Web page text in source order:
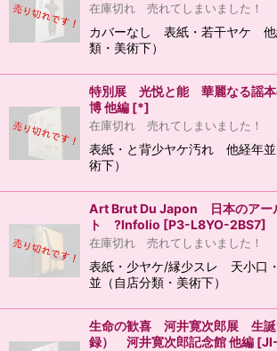
在庫切れ 売れてしまいました！
カバーなし 表紙・若干ヤケ 他
類・美術下）
特別展 光悦と能 華麗なる謡
博 他編 [*]
在庫切れ 売れてしまいました！
表紙・と背少ヤケ汚れ 他経年並
術下）
Art Brut Du Japon 日本のアー
ト ?Infolio [P3-L8YO-2BS7]
在庫切れ 売れてしまいました！
表紙・少ヤケ/縁少スレ 天小口
並（自店分類・美術下）
生命の歓喜 河井寛次郎展 生誕
録） 河井寛次郎記念館 他編 [